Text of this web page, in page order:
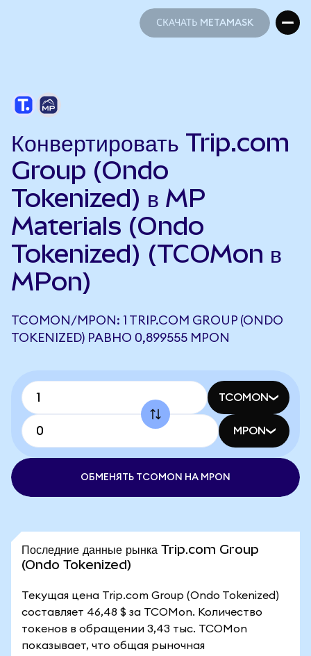
СКАЧАТЬ METAMASK
Конвертировать Trip.com
Group (Ondo
Tokenized) в MP
Materials (Ondo
Tokenized) (TCOMon в
MPon)
TCOMON/MPON: 1 TRIP.COM GROUP (ONDO
TOKENIZED) РАВНО 0,899555 MPON
TCOMON
MPON
ОБМЕНЯТЬ TCOMON НА MPON
Последние данные рынка Trip.com Group
(Ondo Tokenized)
Текущая цена Trip.com Group (Ondo Tokenized)
составляет 46,48 $ за TCOMon. Количество
токенов в обращении 3,43 тыс. TCOMon
показывает, что общая рыночная